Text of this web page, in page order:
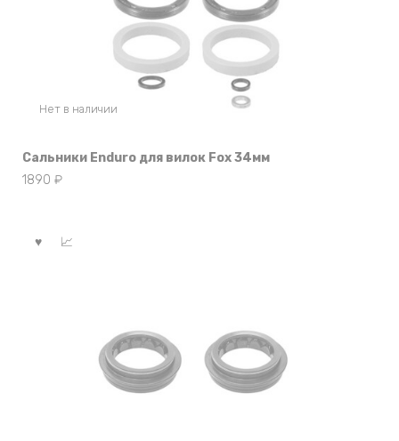
Нет в наличии
Сальники Enduro для вилок Fox 34мм
1890 ₽